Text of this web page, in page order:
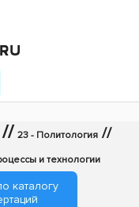
// 23 - Политология //
и технологии
каталогу